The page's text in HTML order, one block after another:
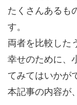
たくさんあるも
す。
両者を比較した
幸せのために、
てみてはいかが
本記事の内容が